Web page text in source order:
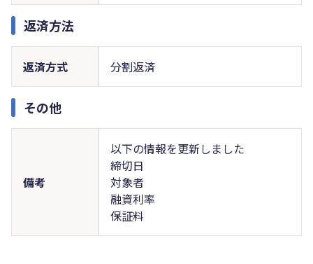
返済方法
返済方式 分割返済
その他
備考
以下の情報を更新しました
締切日
対象者
融資利率
保証料